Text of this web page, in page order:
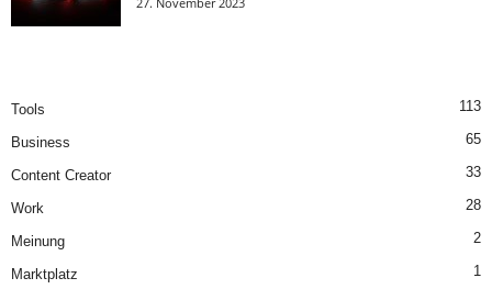
Tools 113
Business 65
Content Creator 33
Work 28
Meinung 2
Marktplatz 1